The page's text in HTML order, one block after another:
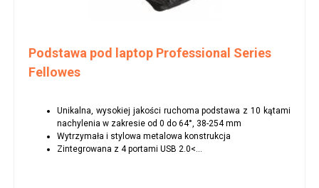
Podstawa pod laptop Professional Series
Fellowes
Unikalna, wysokiej jakości ruchoma podstawa z 10 kątami
nachylenia w zakresie od 0 do 64°, 38-254 mm
Wytrzymała i stylowa metalowa konstrukcja
Zintegrowana z 4 portami USB 2.0<...